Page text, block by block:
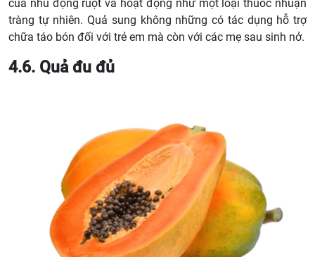
của nhu động ruột và hoạt động như một loại thuốc nhuận
tràng tự nhiên. Quả sung không những có tác dụng hỗ trợ
chữa táo bón đối với trẻ em mà còn với các mẹ sau sinh nở.
4.6. Quả đu đủ